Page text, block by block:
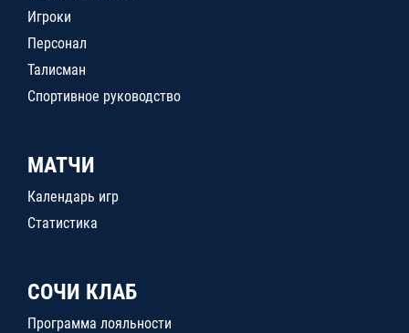
Игроки
Персонал
Талисман
Спортивное руководство
МАТЧИ
Календарь игр
Статистика
СОЧИ КЛАБ
Программа лояльности